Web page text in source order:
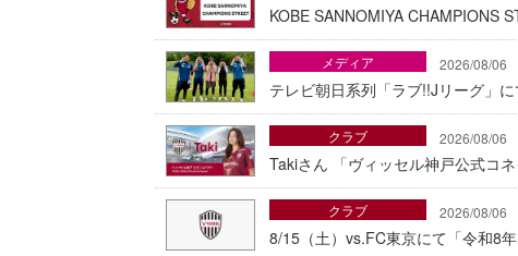
KOBE SANNOMIYA CHAMPIONS
2026/08/06
テレビ朝日系列「ラブ!!Jリーグ」
メディア
2026/08/06
Takiさん 「ヴィッセル神戸公式コ
クラブ
2026/08/06
8/15（土）vs.FC東京にて「令和8
クラブ